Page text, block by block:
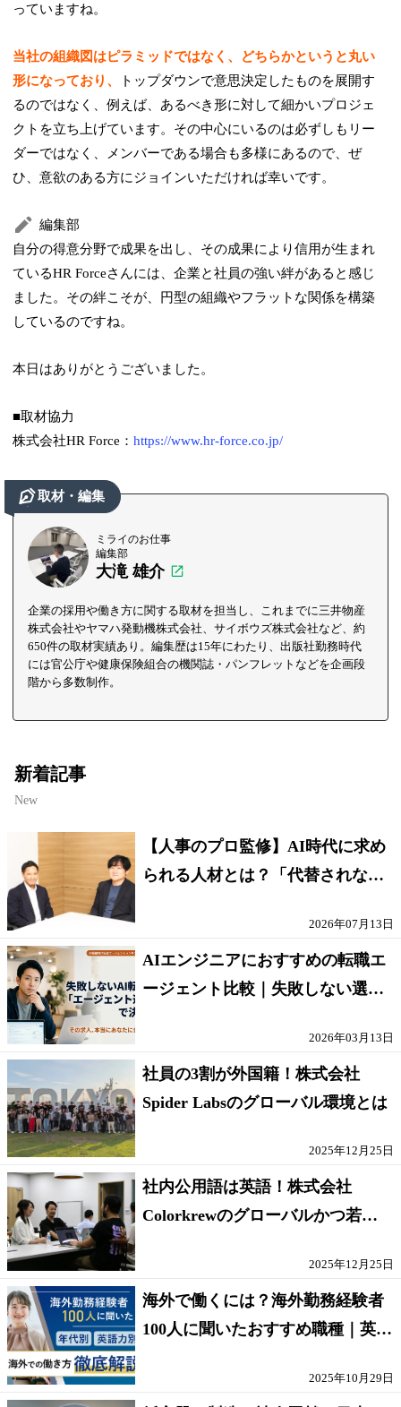
っていますね。
当社の組織図はピラミッドではなく、どちらかというと丸い
形になっており、
トップダウンで意思決定したものを展開す
るのではなく、例えば、あるべき形に対して細かいプロジェ
クトを立ち上げています。その中心にいるのは必ずしもリー
ダーではなく、メンバーである場合も多様にあるので、ぜ
ひ、意欲のある方にジョインいただければ幸いです。
編集部
自分の得意分野で成果を出し、その成果により信用が生まれ
ているHR Forceさんには、企業と社員の強い絆があると感じ
ました。その絆こそが、円型の組織やフラットな関係を構築
しているのですね。
本日はありがとうございました。
■取材協力
株式会社HR Force：https://www.hr-force.co.jp/
取材・編集
ミライのお仕事
編集部
大滝 雄介
企業の採用や働き方に関する取材を担当し、これまでに三井物産
株式会社やヤマハ発動機株式会社、サイボウズ株式会社など、約
650件の取材実績あり。編集歴は15年にわたり、出版社勤務時代
には官公庁や健康保険組合の機関誌・パンフレットなどを企画段
階から多数制作。
新着記事
New
【人事のプロ監修】AI時代に求め
られる人材とは？「代替されない
2026年07月13日
AIエンジニアにおすすめの転職エ
ージェント比較｜失敗しない選び
2026年03月13日
社員の3割が外国籍！株式会社
Spider Labsのグローバル環境とは
2025年12月25日
社内公用語は英語！株式会社
Colorkrewのグローバルかつ若手
2025年12月25日
海外で働くには？海外勤務経験者
100人に聞いたおすすめ職種｜英語
2025年10月29日